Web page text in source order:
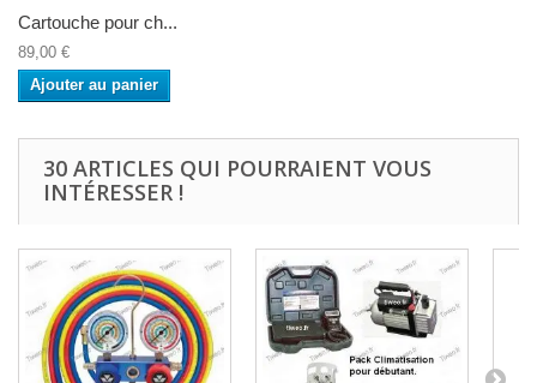
Cartouche pour ch...
89,00 €
Ajouter au panier
30 ARTICLES QUI POURRAIENT VOUS
INTÉRESSER !